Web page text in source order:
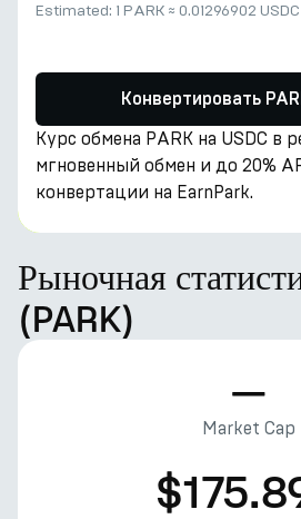
Estimated: 1 PARK ≈ 0.01296902 USDC
Конвертировать
Курс обмена PARK на USDC в
мгновенный обмен и до 20%
конвертации на EarnPark.
Рыночная
(PARK)
—
Market Cap